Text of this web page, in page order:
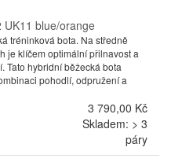
UK11 blue/orange
tréninková bota. Na středně
je klíčem optimální přilnavost a
Tato hybridní běžecká bota
pohodlí, odpružení a
3 790,00 Kč
Skladem: > 3
páry